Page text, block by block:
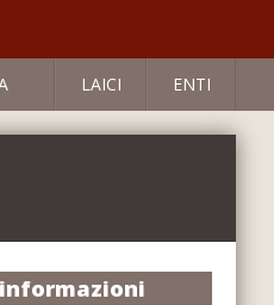
LAICI ENTI